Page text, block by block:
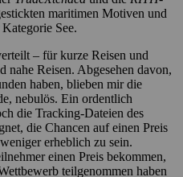
maritimen Motiven und
See.
– für kurze Reisen und
nahe Reisen. Abgesehen davon,
haben, blieben mir die
nebulös. Ein ordentlich
die Tracking-Dateien des
die Chancen auf einen Preis
erheblich zu sein.
einen Preis bekommen,
teilgenommen haben